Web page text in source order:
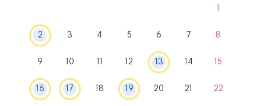
2 3 4 5 6 7 8
9 10 12 13 14 15
16 17 18 19 20 21 22